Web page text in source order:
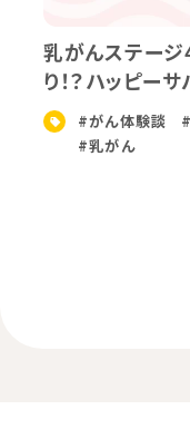
乳がんステー
り！？ハッピー
#がん体験談
#乳がん